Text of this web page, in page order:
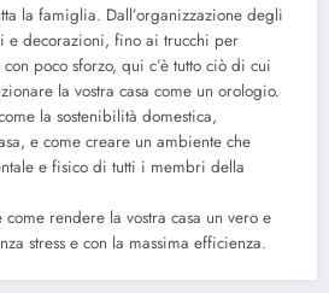
la famiglia. Dall’organizzazione degli
e decorazioni, fino ai trucchi per
poco sforzo, qui c’è tutto ciò di cui
la vostra casa come un orologio.
la sostenibilità domestica,
e come creare un ambiente che
e fisico di tutti i membri della
rendere la vostra casa un vero e
stress e con la massima efficienza.